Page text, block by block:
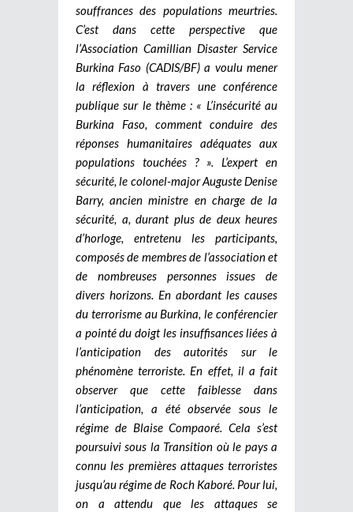
souffrances des populations meurtries.
C’est dans cette perspective que
l’Association Camillian Disaster Service
Burkina Faso (CADIS/BF) a voulu mener
la réflexion à travers une conférence
publique sur le thème : « L’insécurité au
Burkina Faso, comment conduire des
réponses humanitaires adéquates aux
populations touchées ? ». L’expert en
sécurité, le colonel-major Auguste Denise
Barry, ancien ministre en charge de la
sécurité, a, durant plus de deux heures
d’horloge, entretenu les participants,
composés de membres de l’association et
de nombreuses personnes issues de
divers horizons. En abordant les causes
du terrorisme au Burkina, le conférencier
a pointé du doigt les insuffisances liées à
l’anticipation des autorités sur le
phénomène terroriste. En effet, il a fait
observer que cette faiblesse dans
l’anticipation, a été observée sous le
régime de Blaise Compaoré. Cela s’est
poursuivi sous la Transition où le pays a
connu les premières attaques terroristes
jusqu’au régime de Roch Kaboré. Pour lui,
on a attendu que les attaques se